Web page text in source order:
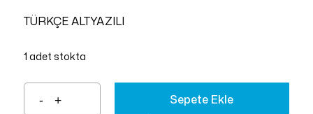
TÜRKÇE ALTYAZILI
1 adet stokta
Sepete Ekle